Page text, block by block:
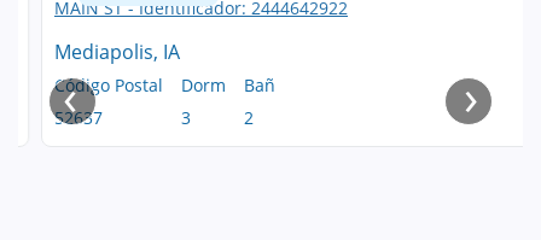
Mediapolis, IA
Código Postal
52637
Dorm
Bañ
‹ ›